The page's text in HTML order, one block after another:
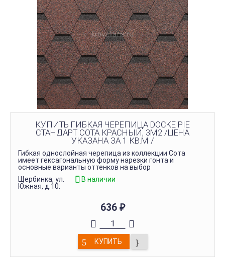
КУПИТЬ ГИБКАЯ ЧЕРЕПИЦА DOCKE PIE
СТАНДАРТ СОТА КРАСНЫЙ, 3М2 /ЦЕНА
УКАЗАНА ЗА 1 КВ.М /
Гибкая однослойная черепица из коллекции Сота
имеет гексагональную форму нарезки гонта и
основные варианты оттенков на выбор
Щербинка, ул.
Южная, д.10:
В наличии
636 ₽
КУПИТЬ